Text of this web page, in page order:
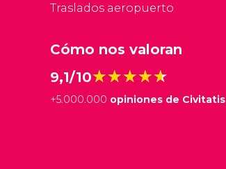
Traslados aeropuerto
Cómo nos valoran
9,1/10★★★★★
★★★★★
+5.000.000 opiniones de Civitatis